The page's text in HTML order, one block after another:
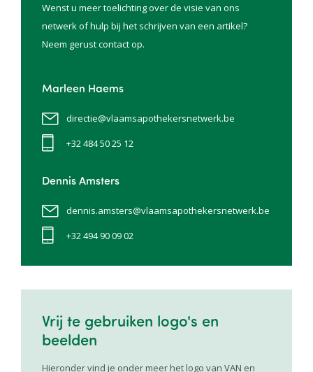
Wenst u meer toelichting over de visie van ons
netwerk of hulp bij het schrijven van een artikel?
Neem gerust contact op.
Marleen Haems
directie@vlaamsapothekersnetwerk.be
+32 484 50 25 12
Dennis Amsters
dennis.amsters@vlaamsapothekersnetwerk.be
+32 494 90 09 02
Vrij te gebruiken logo's en
beelden
Hieronder vind je onder meer het logo van VAN en